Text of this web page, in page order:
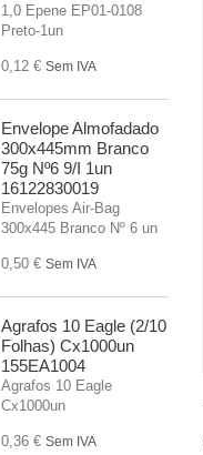
1,0 Epene EP01-0108
Preto-1un
0,12 € Sem IVA
Envelope Almofadado
300x445mm Branco
75g Nº6 9/I 1un
16122830019
Envelopes Air-Bag
300x445 Branco Nº 6 un
0,50 € Sem IVA
Agrafos 10 Eagle (2/10
Folhas) Cx1000un
155EA1004
Agrafos 10 Eagle
Cx1000un
0,36 € Sem IVA